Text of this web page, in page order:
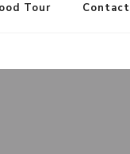
Tour Contact